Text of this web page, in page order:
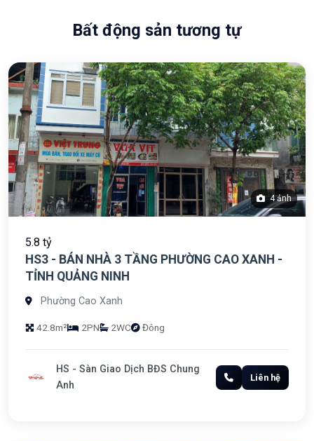
Bất động sản tương tự
4 ảnh
5.8 tỷ
HS3 - BÁN NHÀ 3 TẦNG PHƯỜNG CAO XANH -
TỈNH QUẢNG NINH
Phường Cao Xanh
42.8m² 2PN 2WC Đông
HS - Sàn Giao Dịch BĐS Chung
Anh
Liên hệ